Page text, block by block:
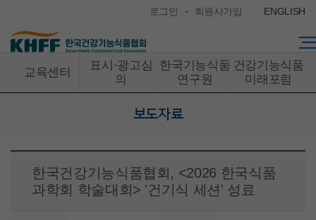
로그인 회원사가입 ENGLISH
교육센터
표시·광고심
의
한국기능식품
연구원
건강기능식품
미래포럼
보도자료
한국건강기능식품협회, <2026 한국식품
과학회 학술대회> '건기식 세션' 성료